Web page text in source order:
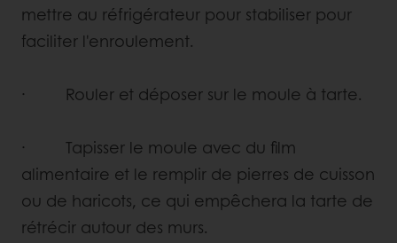
mettre au réfrigérateur pour stabiliser pour
faciliter l'enroulement.
· Rouler et déposer sur le moule à tarte.
· Tapisser le moule avec du film
alimentaire et le remplir de pierres de cuisson
ou de haricots, ce qui empêchera la tarte de
rétrécir autour des murs.